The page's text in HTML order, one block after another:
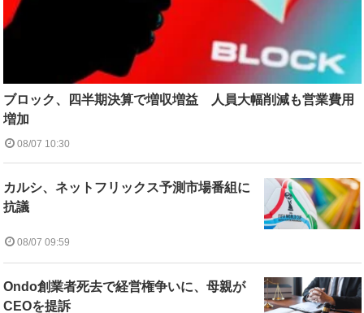
ブロック、四半期決算で増収増益 人員大幅削減も営業費用
増加
08/07 10:30
カルシ、ネットフリックス予測市場番組に
抗議
08/07 09:59
Ondo創業者死去で経営権争いに、母親が
CEOを提訴